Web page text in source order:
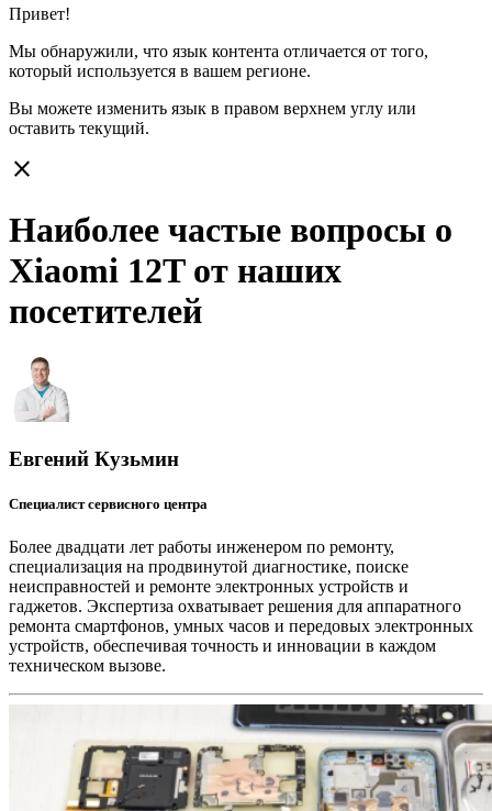
Привет!
Мы обнаружили, что язык контента отличается от того,
который используется в вашем регионе.
Вы можете изменить язык в правом верхнем углу или
оставить текущий.
close
Наиболее частые вопросы о
Xiaomi 12T от наших
посетителей
Евгений Кузьмин
Специалист сервисного центра
Более двадцати лет работы инженером по ремонту,
специализация на продвинутой диагностике, поиске
неисправностей и ремонте электронных устройств и
гаджетов. Экспертиза охватывает решения для аппаратного
ремонта смартфонов, умных часов и передовых электронных
устройств, обеспечивая точность и инновации в каждом
техническом вызове.